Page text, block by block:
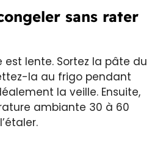
sans rater
est lente. Sortez la pâte du
la au frigo pendant
la veille. Ensuite,
ambiante 30 à 60